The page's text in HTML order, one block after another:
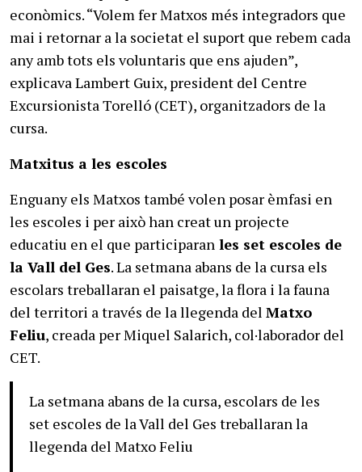
econòmics. “Volem fer Matxos més integradors que
mai i retornar a la societat el suport que rebem cada
any amb tots els voluntaris que ens ajuden”,
explicava Lambert Guix, president del Centre
Excursionista Torelló (CET), organitzadors de la
cursa.
Matxitus a les escoles
Enguany els Matxos també volen posar èmfasi en
les escoles i per això han creat un projecte
educatiu en el que participaran les set escoles de
la Vall del Ges. La setmana abans de la cursa els
escolars treballaran el paisatge, la flora i la fauna
del territori a través de la llegenda del Matxo
Feliu, creada per Miquel Salarich, col·laborador del
CET.
La setmana abans de la cursa, escolars de les
set escoles de la Vall del Ges treballaran la
llegenda del Matxo Feliu